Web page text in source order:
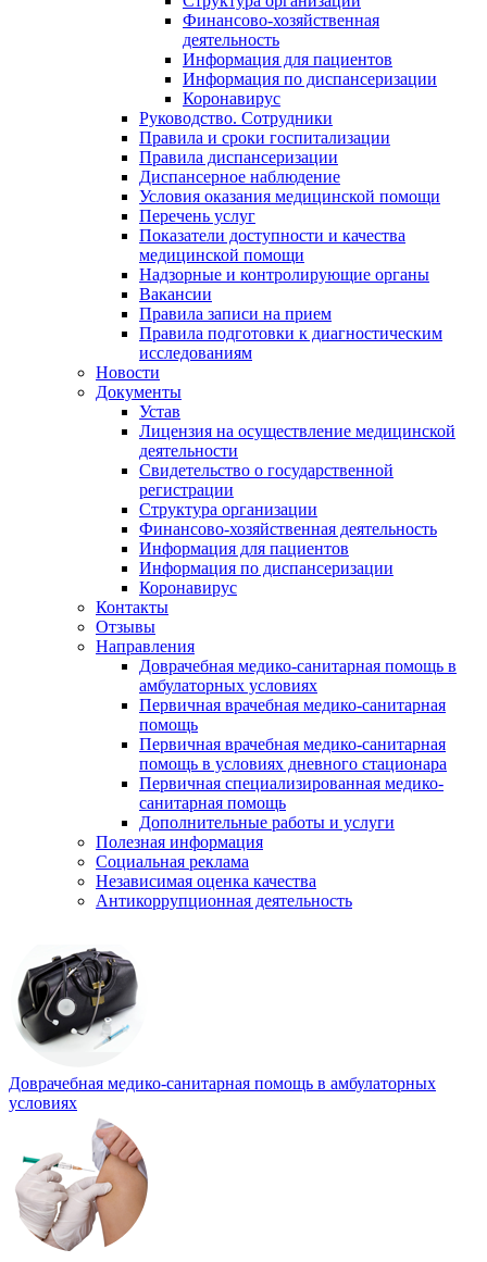
Финансово-хозяйственная
деятельность
Информация для пациентов
Информация по диспансеризации
Коронавирус
Руководство. Сотрудники
Правила и сроки госпитализации
Правила диспансеризации
Диспансерное наблюдение
Условия оказания медицинской помощи
Перечень услуг
Показатели доступности и качества
медицинской помощи
Надзорные и контролирующие органы
Вакансии
Правила записи на прием
Правила подготовки к диагностическим
исследованиям
Новости
Документы
Устав
Лицензия на осуществление медицинской
деятельности
Свидетельство о государственной
регистрации
Структура организации
Финансово-хозяйственная деятельность
Информация для пациентов
Информация по диспансеризации
Коронавирус
Контакты
Отзывы
Направления
Доврачебная медико-санитарная помощь в
амбулаторных условиях
Первичная врачебная медико-санитарная
помощь
Первичная врачебная медико-санитарная
помощь в условиях дневного стационара
Первичная специализированная медико-
санитарная помощь
Дополнительные работы и услуги
Полезная информация
Социальная реклама
Независимая оценка качества
Антикоррупционная деятельность
Доврачебная медико-санитарная помощь в амбулаторных
условиях